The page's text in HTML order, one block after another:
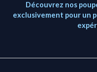
Découvrez nos
exclusivement pour un